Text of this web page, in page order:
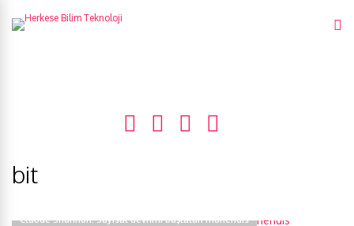
bit
Claude Shannon: Sayısal devrimi başlatan mühendis